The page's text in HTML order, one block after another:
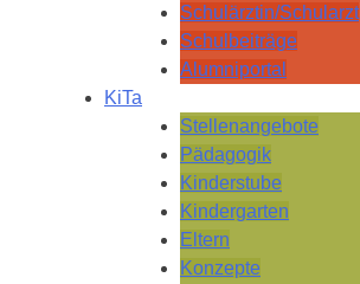
Schulärztin/Schularzt
Schulbeiträge
Alumniportal
KiTa
Stellenangebote
Pädagogik
Kinderstube
Kindergarten
Eltern
Konzepte